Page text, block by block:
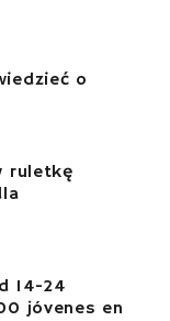
o
ruletkę
14-24
jóvenes en